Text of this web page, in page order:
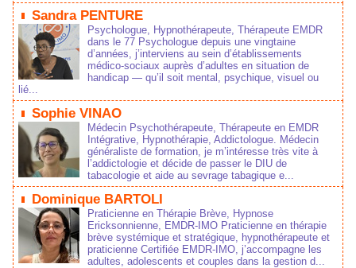
Sandra PENTURE
Psychologue, Hypnothérapeute, Thérapeute EMDR
dans le 77 Psychologue depuis une vingtaine
d’années, j’interviens au sein d’établissements
médico‑sociaux auprès d’adultes en situation de
handicap — qu’il soit mental, psychique, visuel ou
lié...
Sophie VINAO
Médecin Psychothérapeute, Thérapeute en EMDR
Intégrative, Hypnothérapie, Addictologue. Médecin
généraliste de formation, je m’intéresse très vite à
l’addictologie et décide de passer le DIU de
tabacologie et aide au sevrage tabagique e...
Dominique BARTOLI
Praticienne en Thérapie Brève, Hypnose
Ericksonnienne, EMDR-IMO Praticienne en thérapie
brève systémique et stratégique, hypnothérapeute et
praticienne Certifiée EMDR-IMO, j’accompagne les
adultes, adolescents et couples dans la gestion d...